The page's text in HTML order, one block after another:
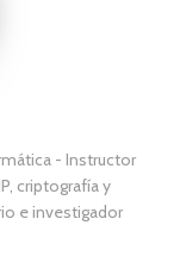
- Instructor
criptografía y
e investigador